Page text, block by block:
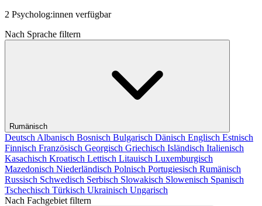
2 Psycholog:innen verfügbar
Nach Sprache filtern
Rumänisch
Deutsch Albanisch Bosnisch Bulgarisch Dänisch Englisch Estnisch
Finnisch Französisch Georgisch Griechisch Isländisch Italienisch
Kasachisch Kroatisch Lettisch Litauisch Luxemburgisch
Mazedonisch Niederländisch Polnisch Portugiesisch Rumänisch
Russisch Schwedisch Serbisch Slowakisch Slowenisch Spanisch
Tschechisch Türkisch Ukrainisch Ungarisch
Nach Fachgebiet filtern